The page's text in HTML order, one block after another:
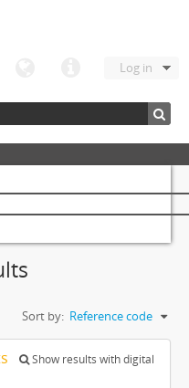
Log in
Sort by: Reference code
Show results with digital